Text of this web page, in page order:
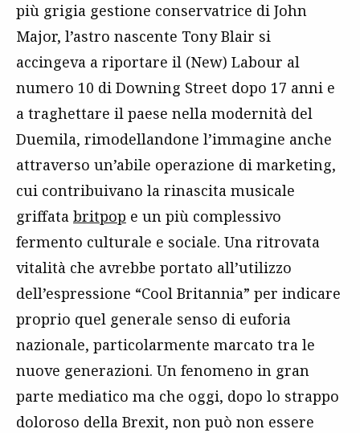
più grigia gestione conservatrice di John
Major, l’astro nascente Tony Blair si
accingeva a riportare il (New) Labour al
numero 10 di Downing Street dopo 17 anni e
a traghettare il paese nella modernità del
Duemila, rimodellandone l’immagine anche
attraverso un’abile operazione di marketing,
cui contribuivano la rinascita musicale
griffata britpop e un più complessivo
fermento culturale e sociale. Una ritrovata
vitalità che avrebbe portato all’utilizzo
dell’espressione “Cool Britannia” per indicare
proprio quel generale senso di euforia
nazionale, particolarmente marcato tra le
nuove generazioni. Un fenomeno in gran
parte mediatico ma che oggi, dopo lo strappo
doloroso della Brexit, non può non essere